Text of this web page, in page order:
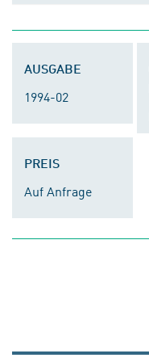
AUSGABE
1994-02
PREIS
Auf Anfrage